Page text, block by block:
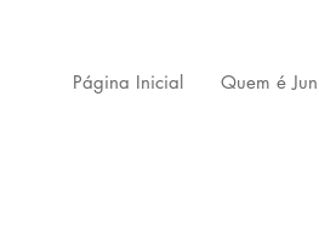
Página Inicial Quem é